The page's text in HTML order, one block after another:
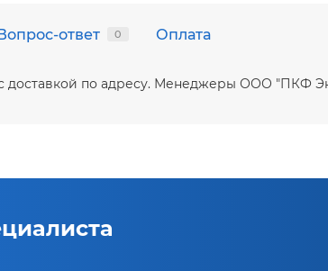
ответ 0 Оплата
доставкой по адресу. Менеджеры ООО "ПКФ